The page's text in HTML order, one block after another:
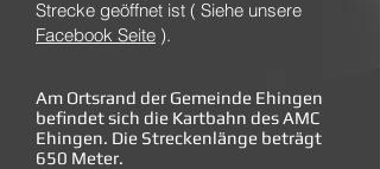
Strecke geöffnet ist ( Siehe unsere
Facebook Seite ).
Am Ortsrand der Gemeinde Ehingen
befindet sich die Kartbahn des AMC
Ehingen. Die Streckenlänge beträgt
650 Meter.